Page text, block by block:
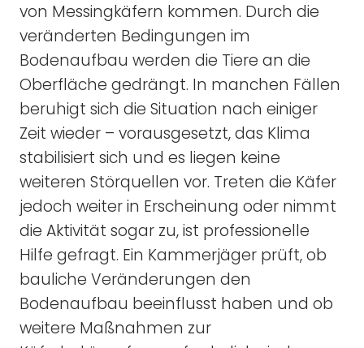
von Messingkäfern kommen. Durch die
veränderten Bedingungen im
Bodenaufbau werden die Tiere an die
Oberfläche gedrängt. In manchen Fällen
beruhigt sich die Situation nach einiger
Zeit wieder – vorausgesetzt, das Klima
stabilisiert sich und es liegen keine
weiteren Störquellen vor. Treten die Käfer
jedoch weiter in Erscheinung oder nimmt
die Aktivität sogar zu, ist professionelle
Hilfe gefragt. Ein Kammerjäger prüft, ob
bauliche Veränderungen den
Bodenaufbau beeinflusst haben und ob
weitere Maßnahmen zur